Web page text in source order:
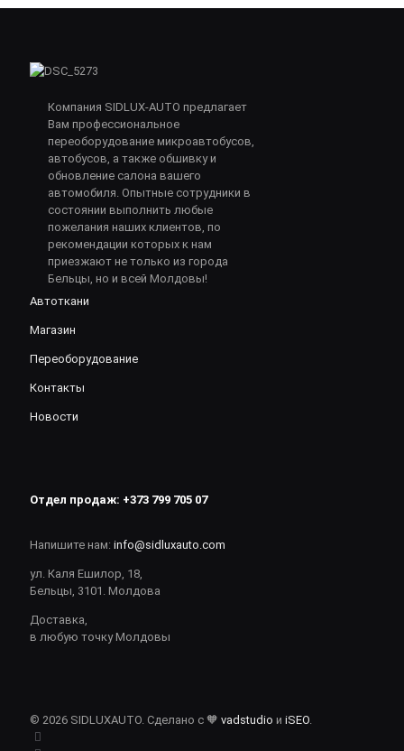
Компания SIDLUX-AUTO предлагает
Вам профессиональное
переоборудование микроавтобусов,
автобусов, а также обшивку и
обновление салона вашего
автомобиля. Опытные сотрудники в
состоянии выполнить любые
пожелания наших клиентов, по
рекомендации которых к нам
приезжают не только из города
Бельцы, но и всей Молдовы!
Автоткани
Магазин
Переоборудование
Контакты
Новости
Отдел продаж: +373 799 705 07
Напишите нам: info@sidluxauto.com
ул. Каля Ешилор, 18,
Бельцы, 3101. Молдова
Доставка,
в любую точку Молдовы
© 2026 SIDLUXAUTO. Сделано с 🧡 vadstudio и iSEO